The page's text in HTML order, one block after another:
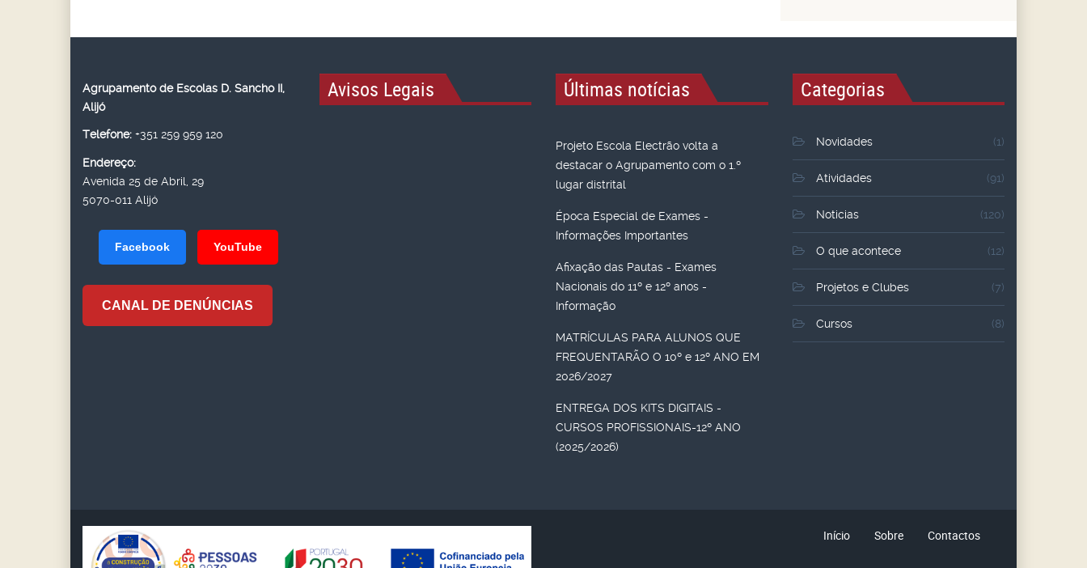
Agrupamento de Escolas D. Sancho II,
Alijó
Telefone: +351 259 959 120
Endereço:
Avenida 25 de Abril, 29
5070-011 Alijó
Facebook YouTube
CANAL DE DENÚNCIAS
Avisos Legais Últimas notícias
Projeto Escola Electrão volta a
destacar o Agrupamento com o 1.º
lugar distrital
Época Especial de Exames -
Informações Importantes
Afixação das Pautas - Exames
Nacionais do 11º e 12º anos -
Informação
MATRÍCULAS PARA ALUNOS QUE
FREQUENTARÃO O 10º e 12º ANO EM
2026/2027
ENTREGA DOS KITS DIGITAIS -
CURSOS PROFISSIONAIS-12º ANO
(2025/2026)
Categorias
Novidades (1)
Atividades (91)
Noticias (120)
O que acontece (12)
Projetos e Clubes (7)
Cursos (8)
Início Sobre Contactos